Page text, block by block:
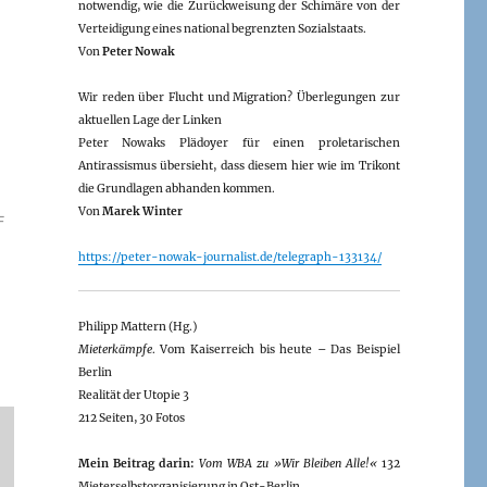
notwendig, wie die Zurückweisung der Schimäre von der
Verteidigung eines national begrenzten Sozialstaats.
VonPeter Nowak
Wir reden über Flucht und Migration? Überlegungen zur
aktuellen Lage der Linken
Peter Nowaks Plädoyer für einen proletarischen
Antirassismus übersieht, dass diesem hier wie im Trikont
die Grundlagen abhanden kommen.
VonMarek Winter
https://peter-nowak-journalist.de/telegraph-133134/
Philipp Mattern (Hg.)
Mieterkämpfe. Vom Kaiserreich bis heute – Das Beispiel
Berlin
Realität der Utopie 3
212 Seiten, 30 Fotos
Mein Beitrag darin: Vom WBA zu »Wir Bleiben Alle!«132